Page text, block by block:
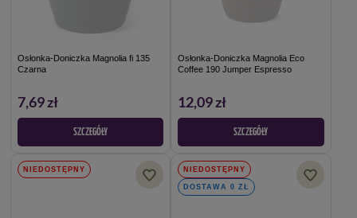
Osłonka-Doniczka Magnolia fi 135
Czarna
7,69 zł
SZCZEGÓŁY
Osłonka-Doniczka Magnolia Eco
Coffee 190 Jumper Espresso
12,09 zł
SZCZEGÓŁY
NIEDOSTĘPNY NIEDOSTĘPNY
DOSTAWA 0 ZŁ